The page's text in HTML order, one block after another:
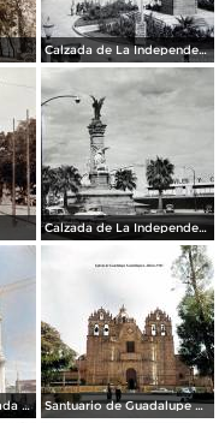
Calzada de La Independencia y Mto. a Juarez Guadalajara, Jalisco. ( Circulada el 5 de Septiembre de 1929 ).
Calzada de La Independencia Guadalajara, Jalisco.
Parroquia de La Sagrada familia Guadalajara, Jalisco 1961. Santuario de Guadalupe Guadalajara, Jalisco 1961.